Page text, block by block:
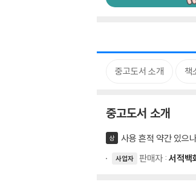
중고도서 소개 책
중고도서 소개
상 사용 흔적 약간 있으
사업자 판매자 : 서적백